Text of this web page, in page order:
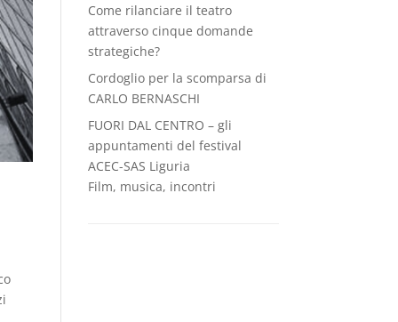
Come rilanciare il teatro
attraverso cinque domande
strategiche?
Cordoglio per la scomparsa di
CARLO BERNASCHI
FUORI DAL CENTRO – gli
appuntamenti del festival
ACEC-SAS Liguria
Film, musica, incontri